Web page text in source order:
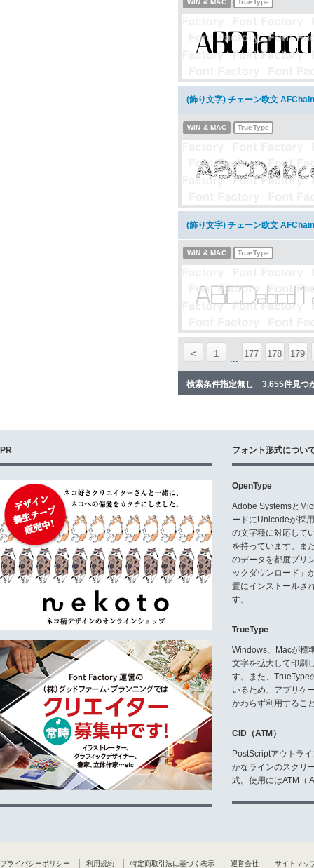
WIN & MAC TrueType
(飾り文字) チェーン欧文
WIN & MAC TrueType
(飾り文字) チェーン欧文
WIN & MAC TrueType
< 1 ... 177 178 179
検索条件指定無し 3,655件見つ
PR フォント形式につい
OpenType
Adobe Systemsと
ードにUnicodeが採
の文字種に対応して
を持っています。ま
のデータを都度プリ
ックダウンロード」
置にインストールさ
す。
TrueType
Windows、Macが標
文字を拡大して印刷
す。また、TrueType
いるため、アプリケ
かわらず利用するこ
CID（ATM）
PostScriptアウトラ
かなラインのスクリ
式。使用にはATM（
プライバシーポリシー 利用規約 特定商取引法に基づく表示 運営会社 サイトマッ